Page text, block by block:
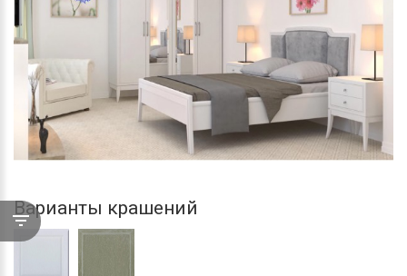
Варианты крашений